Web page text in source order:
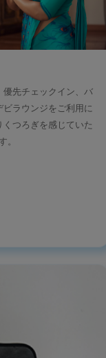
先チェックイン、バ
ラウンジをご利用に
つろぎを感じていた